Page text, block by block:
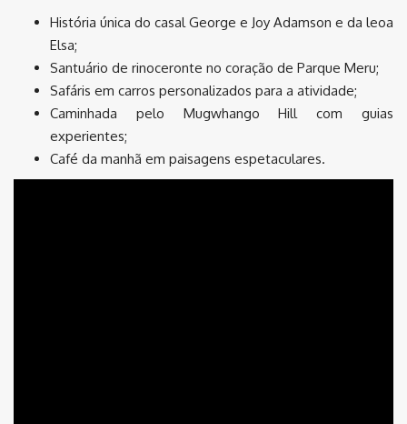
História única do casal George e Joy Adamson e da leoa
Elsa;
Santuário de rinoceronte no coração de Parque Meru;
Safáris em carros personalizados para a atividade;
Caminhada pelo Mugwhango Hill com guias
experientes;
Café da manhã em paisagens espetaculares.